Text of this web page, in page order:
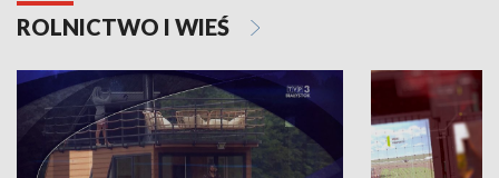
ROLNICTWO I WIEŚ